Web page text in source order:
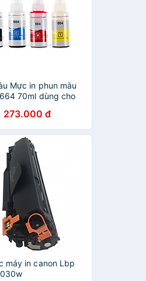
L6260/L6270/L6290/L14150,
Mực in phun màu
70ml dùng cho
L220, L300,
L355, L360,
,L380, L385,
L485, L550,
L1300, hàng
273.000 đ
máy in canon Lbp